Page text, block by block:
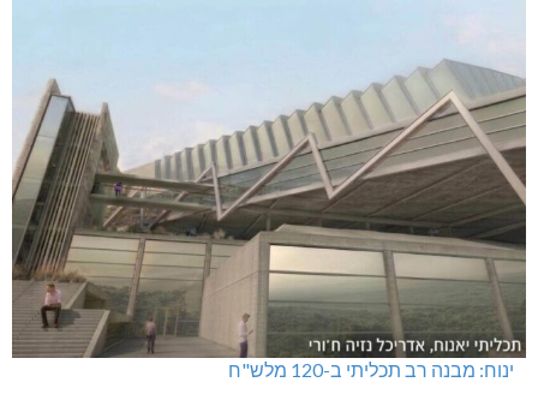
ינוח: מבנה רב תכליתי ב-120 מלש"ח